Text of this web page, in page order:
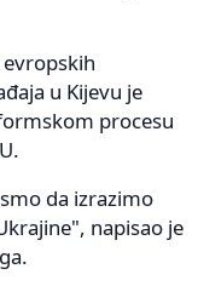
u Kijevu je
procesu
da izrazimo
napisao je